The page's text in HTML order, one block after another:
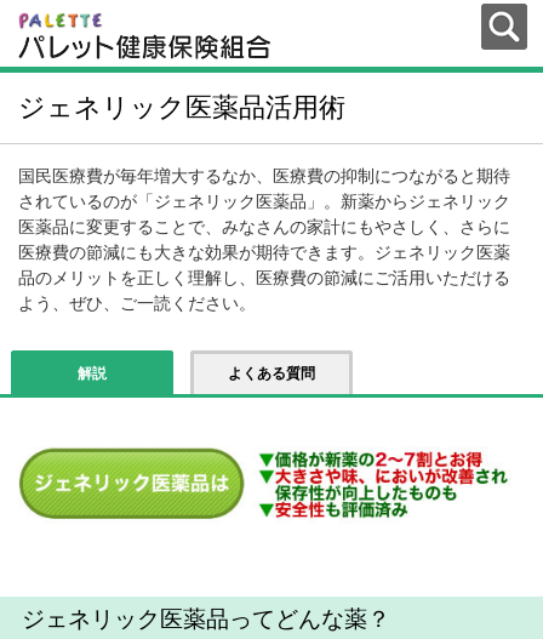
ジェネリック医薬品活用術
国民医療費が毎年増大するなか、医療費の抑制につながると期待
されているのが「ジェネリック医薬品」。新薬からジェネリック
医薬品に変更することで、みなさんの家計にもやさしく、さらに
医療費の節減にも大きな効果が期待できます。ジェネリック医薬
品のメリットを正しく理解し、医療費の節減にご活用いただける
よう、ぜひ、ご一読ください。
解説 よくある質問
ジェネリック医薬品ってどんな薬？